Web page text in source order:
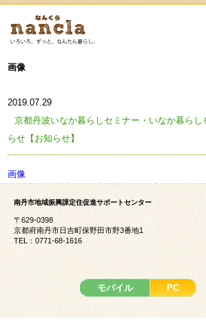
画像
2019.07.29
京都丹波いなか暮らしセミナー・いなか暮らし
らせ【お知らせ】
画像
南丹市地域振興課定住促進サポートセンター
〒629-0398
京都府南丹市日吉町保野田市野3番地1
TEL：0771-68-1616
モバイル PC